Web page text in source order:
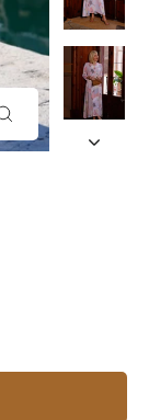
FERMER
(ESC)